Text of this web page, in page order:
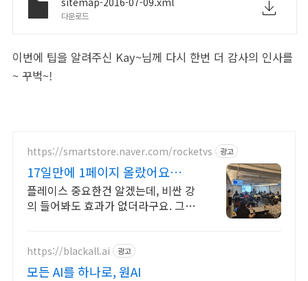
다운로드
이번에 팁을 알려주신 Kay~님께 다시 한번 더 감사의 인사를
~ 꾸벅~!
https://smartstore.naver.com/rocketvs 광고
17일만에 1페이지 올랐어요
3200+ 사장님 극찬 리뷰
플레이스 중요한건 알겠는데, 비싼 강
의 들어봐도 효과가 없더라구요. 그런
https://blackall.ai 광고
모든 AI를 하나로, 원AI